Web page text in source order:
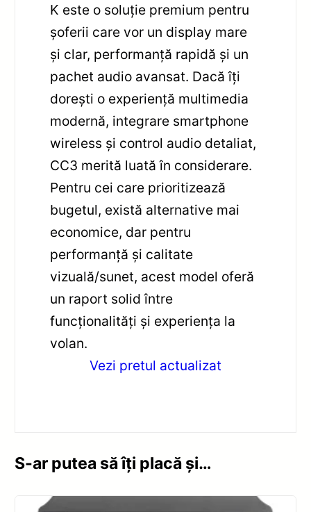
K este o soluție premium pentru
șoferii care vor un display mare
și clar, performanță rapidă și un
pachet audio avansat. Dacă îți
dorești o experiență multimedia
modernă, integrare smartphone
wireless și control audio detaliat,
CC3 merită luată în considerare.
Pentru cei care prioritizează
bugetul, există alternative mai
economice, dar pentru
performanță și calitate
vizuală/sunet, acest model oferă
un raport solid între
funcționalități și experiența la
volan.
Vezi pretul actualizat
S-ar putea să îți placă și…